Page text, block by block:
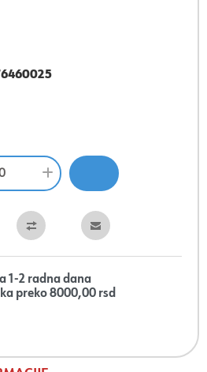
1-2 radna dana
preko 8000,00 rsd